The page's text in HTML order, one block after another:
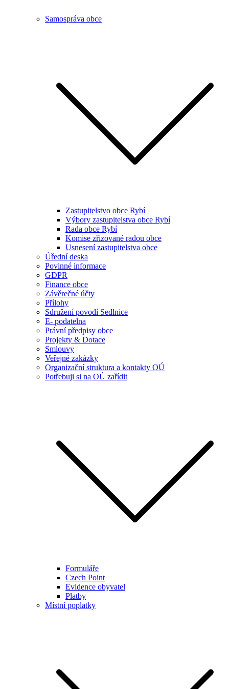
Samospráva obce
Zastupitelstvo obce Rybí
Výbory zastupitelstva obce Rybí
Rada obce Rybí
Komise zřizované radou obce
Usnesení zastupitelstva obce
Úřední deska
Povinné informace
GDPR
Finance obce
Závěrečné účty
Přílohy
Sdružení povodí Sedlnice
E- podatelna
Právní předpisy obce
Projekty & Dotace
Smlouvy
Veřejné zakázky
Organizační struktura a kontakty OÚ
Potřebuji si na OÚ zařídit
Formuláře
Czech Point
Evidence obyvatel
Platby
Místní poplatky